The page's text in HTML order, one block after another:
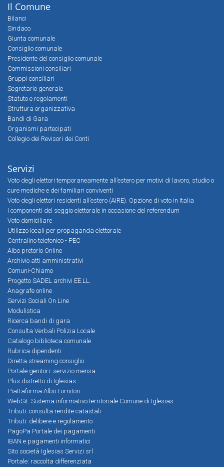
Il Comune
Bilanci
Sindaco
Giunta comunale
Consiglio comunale
Presidente del consiglio comunale
Commissioni consiliari
Gruppi consiliari
Segretario generale
Statuto e regolamenti
Struttura organizzativa
Bandi di Gara
Organismi partecipati
Collegio dei Revisori dei Conti
Servizi
Voto degli elettori temporaneamente all’estero per motivi di lavoro, studio o
cure mediche e dei familiari conviventi
Voto degli elettori residenti all’estero (AIRE). Opzione di voto in Italia
I componenti del seggio elettorale in occasione del referendum
Voto domiciliare
Utilizzo locali per propaganda elettorale
Centralino telefonico - PEC
Albo pretorio Online
Archivio atti amministrativi
Comuni-Chiamo
Progetto SADEL archivi EE.LL.
Anagrafe online
Servizi Sociali On Line
Modulistica
Ricerca bandi di gara
Consulta Verbali Polizia Locale
Catalogo biblioteca comunale
Rubrica dipendenti
Diretta streaming consiglio
Portale genitori: servizio mensa
Plus distretto di Iglesias
Piattaforma Albo Fornitori
WebSit: Sistema informativo territoriale Comune di Iglesias
Tributi: consulta rendite catastali
Tributi: delibere e regolamento
PagoPa Portale dei pagamenti
IBAN e pagamenti informatici
Sito società Iglesias Servizi srl
Portale: raccolta differenziata